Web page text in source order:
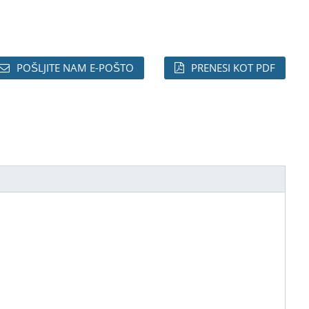
POŠLJITE NAM E-POŠTO PRENESI KOT PDF